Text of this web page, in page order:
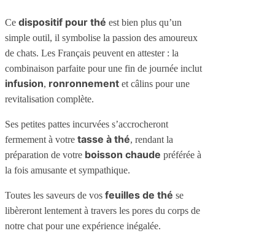
Ce dispositif pour thé est bien plus qu’un
simple outil, il symbolise la passion des amoureux
de chats. Les Français peuvent en attester : la
combinaison parfaite pour une fin de journée inclut
infusion, ronronnement et câlins pour une
revitalisation complète.
Ses petites pattes incurvées s’accrocheront
fermement à votre tasse à thé, rendant la
préparation de votre boisson chaude préférée à
la fois amusante et sympathique.
Toutes les saveurs de vos feuilles de thé se
libèreront lentement à travers les pores du corps de
notre chat pour une expérience inégalée.